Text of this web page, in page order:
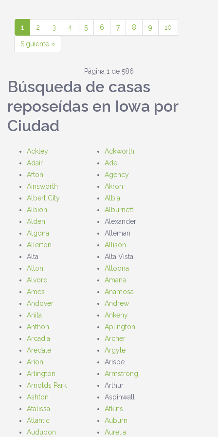
1 2 3 4 5 6 7 8 9 10
Siguiente »
Página 1 de 586
Búsqueda de casas
reposeídas en Iowa por
Ciudad
Ackley
Ackworth
Adair
Adel
Afton
Agency
Ainsworth
Akron
Albert City
Albia
Albion
Alburnett
Alden
Alexander
Algona
Alleman
Allerton
Allison
Alta
Alta Vista
Alton
Altoona
Alvord
Amana
Ames
Anamosa
Andover
Andrew
Anita
Ankeny
Anthon
Aplington
Arcadia
Archer
Aredale
Argyle
Arion
Arispe
Arlington
Armstrong
Arnolds Park
Arthur
Ashton
Aspinwall
Atalissa
Atkins
Atlantic
Auburn
Audubon
Aurelia